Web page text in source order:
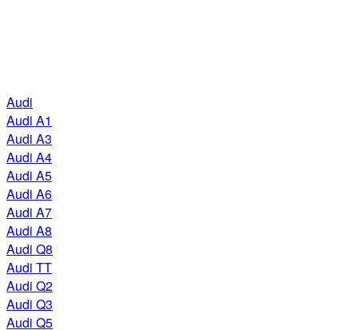
Audi
Audi A1
Audi A3
Audi A4
Audi A5
Audi A6
Audi A7
Audi A8
Audi Q8
Audi TT
Audi Q2
Audi Q3
Audi Q5